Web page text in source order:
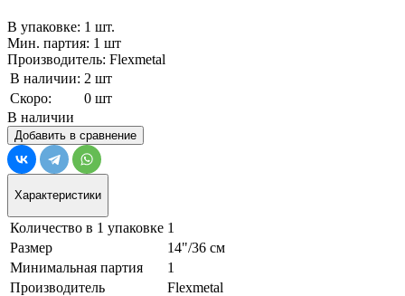
В упаковке: 1 шт.
Мин. партия: 1 шт
Производитель: Flexmetal
В наличии: 2 шт
Скоро:
0 шт
В наличии
Добавить в сравнение
Характеристики
Количество в 1 упаковке 1
Размер
14"/36 см
Минимальная партия
1
Производитель
Flexmetal